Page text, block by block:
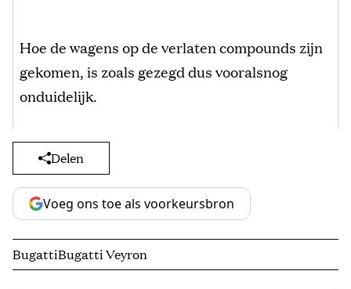
Hoe de wagens op de verlaten compounds zijn
gekomen, is zoals gezegd dus vooralsnog
onduidelijk.
Delen
Voeg ons toe als voorkeursbron
BugattiBugatti Veyron